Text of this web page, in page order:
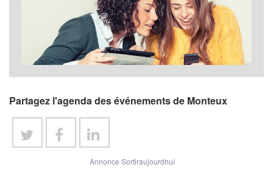
Partagez l'agenda des événements de Monteux
Annonce Sortiraujourdhui